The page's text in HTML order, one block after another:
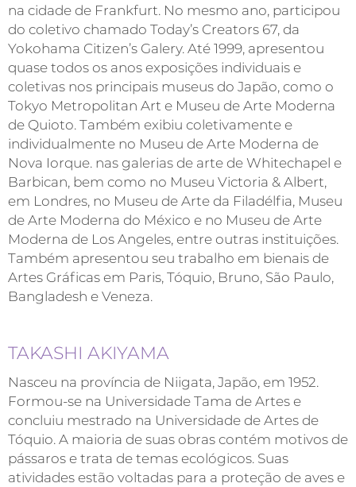
na cidade de Frankfurt. No mesmo ano, participou
do coletivo chamado Today’s Creators 67, da
Yokohama Citizen’s Galery. Até 1999, apresentou
quase todos os anos exposições individuais e
coletivas nos principais museus do Japão, como o
Tokyo Metropolitan Art e Museu de Arte Moderna
de Quioto. Também exibiu coletivamente e
individualmente no Museu de Arte Moderna de
Nova Iorque. nas galerias de arte de Whitechapel e
Barbican, bem como no Museu Victoria & Albert,
em Londres, no Museu de Arte da Filadélfia, Museu
de Arte Moderna do México e no Museu de Arte
Moderna de Los Angeles, entre outras instituições.
Também apresentou seu trabalho em bienais de
Artes Gráficas em Paris, Tóquio, Bruno, São Paulo,
Bangladesh e Veneza.
TAKASHI AKIYAMA
Nasceu na província de Niigata, Japão, em 1952.
Formou-se na Universidade Tama de Artes e
concluiu mestrado na Universidade de Artes de
Tóquio. A maioria de suas obras contém motivos de
pássaros e trata de temas ecológicos. Suas
atividades estão voltadas para a proteção de aves e